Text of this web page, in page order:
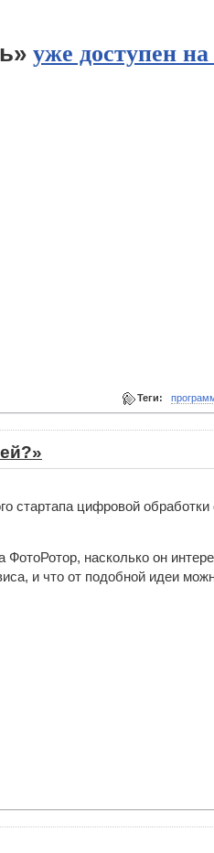
уже доступен на
Теги:
стартапа цифровой
насколько он
и что от подобной идеи